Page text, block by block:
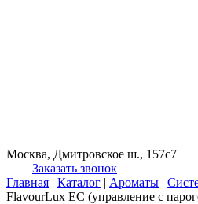
Москва, Дмитровское ш., 157с7
Заказать звонок
Главная | Каталог | Ароматы |
FlavourLux EC (управление с